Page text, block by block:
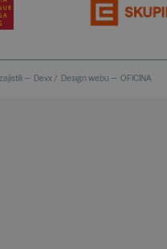
— Devx / Design webu — OFICINA